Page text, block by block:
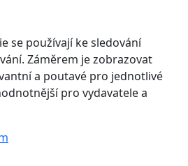
se používají ke sledování
Záměrem je zobrazovat
a poutavé pro jednotlivé
pro vydavatele a